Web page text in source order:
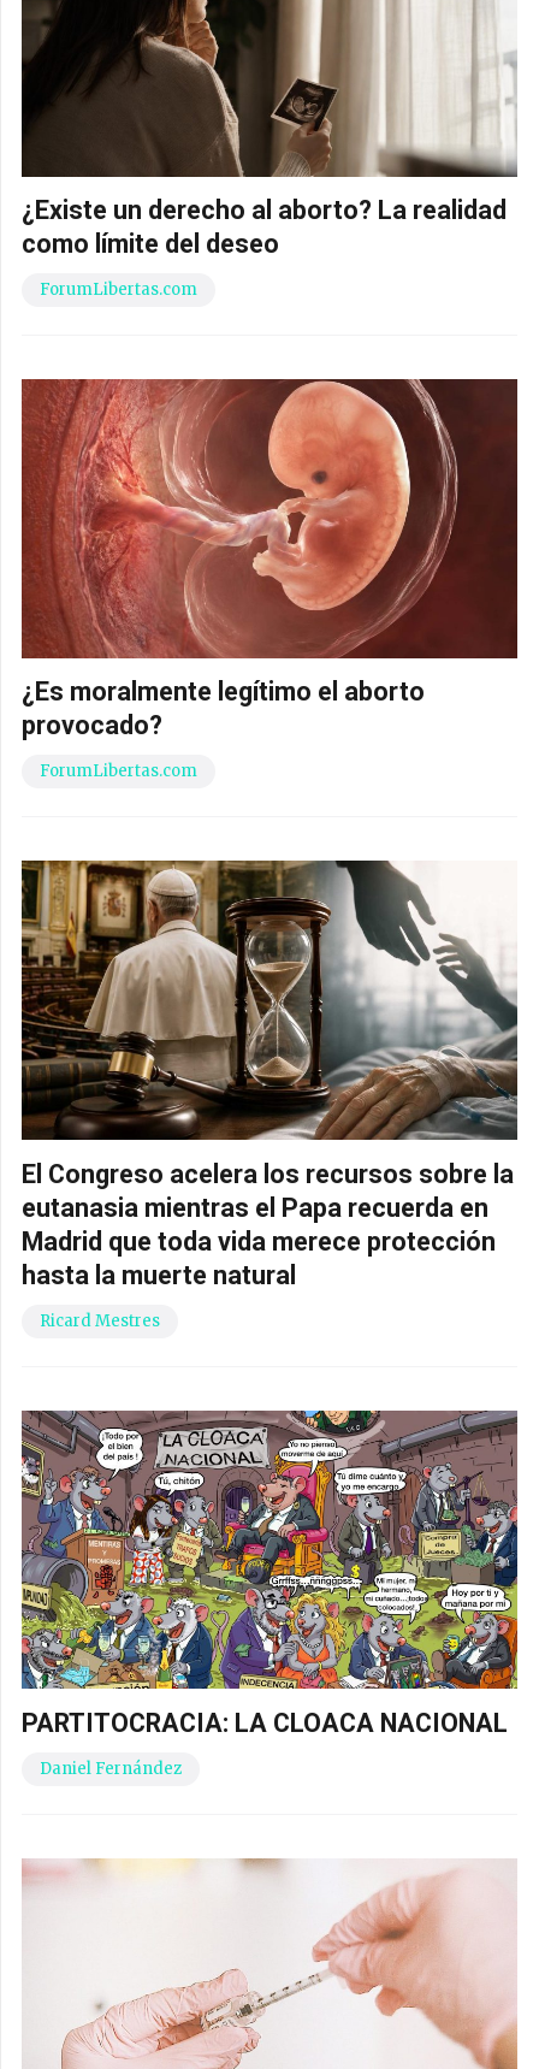
¿Existe un derecho al aborto? La realidad
como límite del deseo
ForumLibertas.com
¿Es moralmente legítimo el aborto
provocado?
ForumLibertas.com
El Congreso acelera los recursos sobre la
eutanasia mientras el Papa recuerda en
Madrid que toda vida merece protección
hasta la muerte natural
Ricard Mestres
PARTITOCRACIA: LA CLOACA NACIONAL
Daniel Fernández